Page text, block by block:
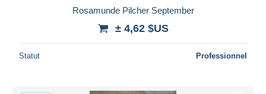
Rosamunde Pilcher September
± 4,62 $US
Statut Professionnel